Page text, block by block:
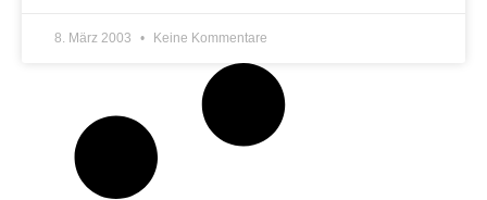
8. März 2003 Keine Kommentare